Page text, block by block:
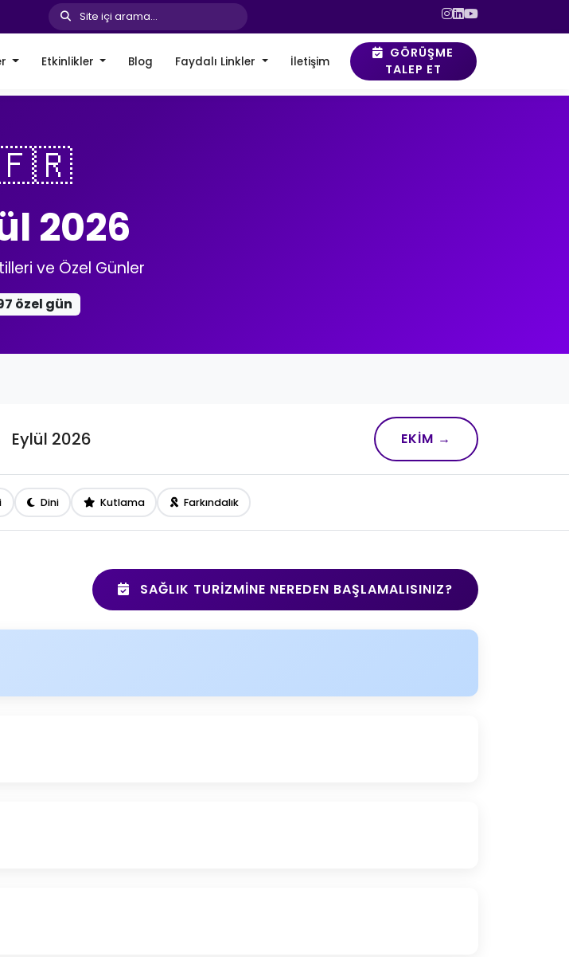
Site içi arama...
Etkinlikler Blog Faydalı Linkler İletişim
GÖRÜŞME
TALEP ET
2026
ve Özel Günler
özel gün
Eylül 2026 EKIM →
Dini Kutlama Farkındalık
SAĞLIK TURIZMINE NEREDEN BAŞLAMALISINIZ?